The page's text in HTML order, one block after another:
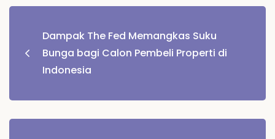
Navigasi
posDampak The Fed Memangkas Suku
Bunga bagi Calon Pembeli Properti di
Indonesia